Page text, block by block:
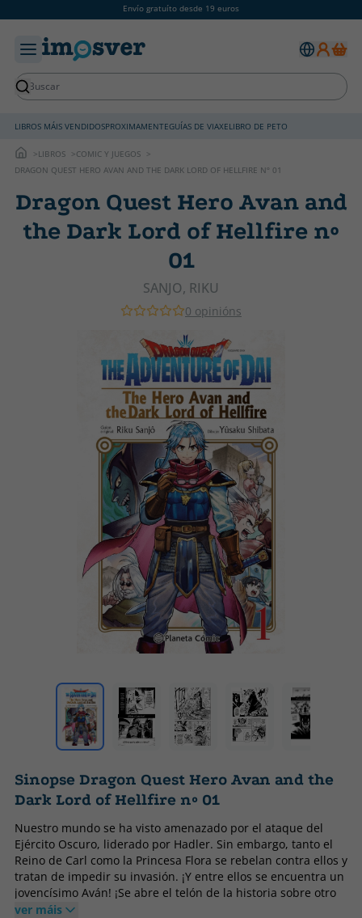
Envío gratuíto desde 19 euros
LIBROS MÁIS VENDIDOSPROXIMAMENTEGUÍAS DE VIAXELIBRO DE PETO
LIBROS
COMIC Y JUEGOS
DRAGON QUEST HERO AVAN AND THE DARK LORD OF HELLFIRE Nº 01
Dragon Quest Hero Avan and
the Dark Lord of Hellfire nº
01
SANJO, RIKU
0 opinións
Sinopse Dragon Quest Hero Avan and the
Dark Lord of Hellfire nº 01
Nuestro mundo se ha visto amenazado por el ataque del
Ejército Oscuro, liderado por Hadler. Sin embargo, tanto el
Reino de Carl como la Princesa Flora se rebelan contra ellos y
tratan de impedir su invasión. ¡Y entre ellos se encuentra un
jovencísimo Aván! ¡Se abre el telón de la historia sobre otro
héroe más!
ver máis